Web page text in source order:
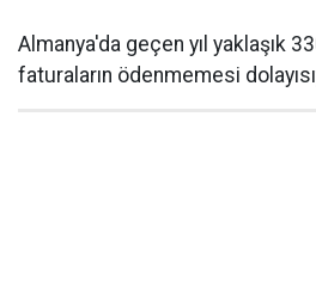
Almanya'da geçen yıl yaklaşık
faturaların ödenmemesi